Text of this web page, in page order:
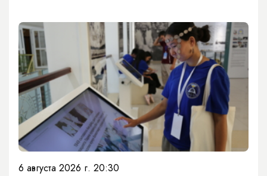
6 августа 2026 г. 20:30